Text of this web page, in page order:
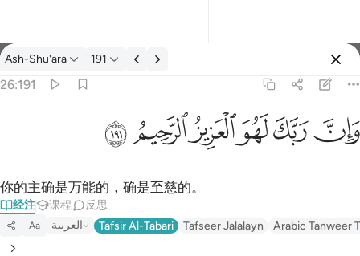
经注: Ash-Shu'ara 26:191
Ash-Shu'ara 191
26:191
وَإِنَّ رَبَّكَ لَهُوَ ٱلْعَزِيزُ ٱلرَّحِيمُ ١٩١
ﱽﱾﱿﲀﲁﲂ
你的主确是万能的，确是至慈的。
经注 课程 反思
Aa العربية Tafsir Al-Tabari Tafseer Jalalayn Arabic Tanweer